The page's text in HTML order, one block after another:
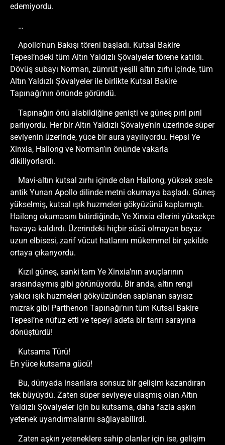
edemiyordu.
…
Apollo’nun Bakışı töreni başladı. Kutsal Bakire
Tepesi’ndeki tüm Altın Yaldızlı Şövalyeler törene katıldı.
Dövüş subayı Norman, zümrüt yeşili altın zırhı içinde, tüm
Altın Yaldızlı Şövalyeler ile birlikte Kutsal Bakire
Tapınağı’nın önünde göründü.
Tapınağın önü alabildiğine genişti ve güneş pırıl pırıl
parlıyordu. Her bir Altın Yaldızlı Şövalye’nin üzerinde süper
seviyenin üzerinde, yüce bir aura yayılıyordu. Hepsi Ye
Xinxia, Hailong ve Norman’ın önünde vakarla
dikiliyorlardı.
Mavi-altın kutsal zırhı içinde olan Hailong, yüksek sesle
antik Yunan Apollo dilinde metni okumaya başladı. Güneş
yükselmiş, kutsal ışık huzmeleri gökyüzünü kaplamıştı.
Hailong okumasını bitirdiğinde, Ye Xinxia ellerini yüksekçe
havaya kaldırdı. Üzerindeki hiçbir süsü olmayan beyaz
uzun elbisesi, zarif vücut hatlarını mükemmel bir şekilde
ortaya çıkarıyordu.
Kızıl güneş, sanki tam Ye Xinxia’nın avuçlarının
arasındaymış gibi görünüyordu. Bir anda, altın rengi
yakıcı ışık huzmeleri gökyüzünden saplanan sayısız
mızrak gibi Parthenon Tapınağı’nın tüm Kutsal Bakire
Tepesi’ne nüfuz etti ve tepeyi adeta bir tanrı sarayına
dönüştürdü!
Kutsama Türü!
En yüce kutsama gücü!
Bu, dünyada insanlara sonsuz bir gelişim kazandıran
tek büyüydü. Zaten süper seviyeye ulaşmış olan Altın
Yaldızlı Şövalyeler için bu kutsama, daha fazla aşkın
yetenek uyandırmalarını sağlayabilirdi.
Zaten aşkın yeteneklere sahip olanlar için ise, gelişim